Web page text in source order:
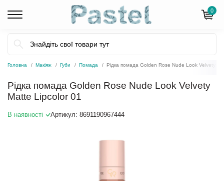
0
Головна Макіяж Губи Помада Рідка помада Golden Rose Nude Look Velvety
Рідка помада Golden Rose Nude Look Velvety
Matte Lipcolor 01
В наявності Артикул: 8691190967444